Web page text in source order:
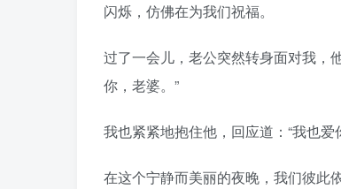
闪烁，仿佛在为我们祝福。
过了一会儿，老公突然转身面对我，
你，老婆。”
我也紧紧地抱住他，回应道：“我也爱
在这个宁静而美丽的夜晚，我们彼此